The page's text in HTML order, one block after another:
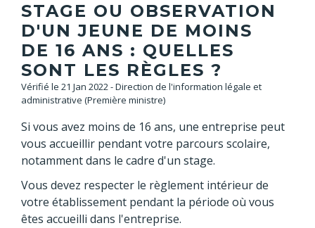
STAGE OU OBSERVATION
D'UN JEUNE DE MOINS
DE 16 ANS : QUELLES
SONT LES RÈGLES ?
Vérifié le 21 Jan 2022 - Direction de l'information légale et
administrative (Première ministre)
Si vous avez moins de 16 ans, une entreprise peut
vous accueillir pendant votre parcours scolaire,
notamment dans le cadre d'un stage.
Vous devez respecter le règlement intérieur de
votre établissement pendant la période où vous
êtes accueilli dans l'entreprise.